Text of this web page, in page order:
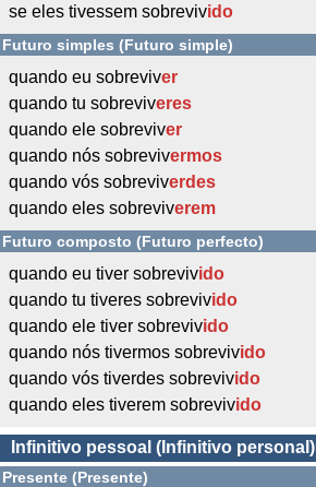
se eles tivessem sobrevivido
Futuro simples (Futuro simple)
quando eu sobreviver
quando tu sobreviveres
quando ele sobreviver
quando nós sobrevivermos
quando vós sobreviverdes
quando eles sobreviverem
Futuro composto (Futuro perfecto)
quando eu tiver sobrevivido
quando tu tiveres sobrevivido
quando ele tiver sobrevivido
quando nós tivermos sobrevivido
quando vós tiverdes sobrevivido
quando eles tiverem sobrevivido
Infinitivo pessoal (Infinitivo personal)
Presente (Presente)